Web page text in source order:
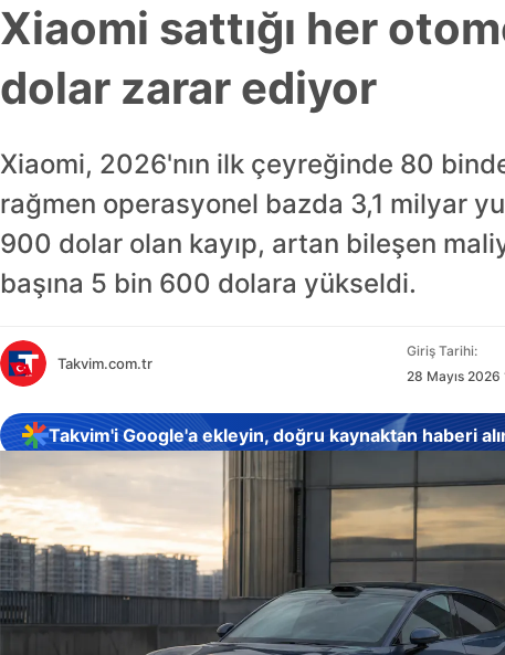
Xiaomi sattığı her
dolar zarar ediyor
Xiaomi, 2026'nın ilk çeyreğinde 80
rağmen operasyonel bazda 3,1 milyar
900 dolar olan kayıp, artan bileşen
başına 5 bin 600 dolara yükseldi.
Takvim.com.tr
Giriş Tarihi:
28 Mayıs 2026
Takvim'i Google'a ekleyin, doğru kaynaktan haberi